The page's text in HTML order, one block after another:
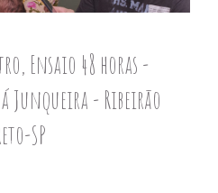
Ensaio 48 horas -
Junqueira - Ribeirão
SP